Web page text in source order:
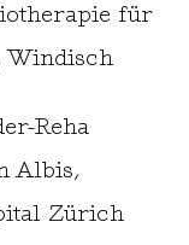
für
Windisch
Reha
Albis,
Zürich